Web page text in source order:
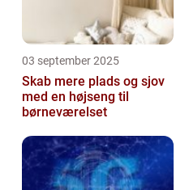
03 september 2025
Skab mere plads og sjov
med en højseng til
børneværelset